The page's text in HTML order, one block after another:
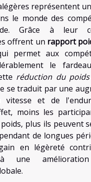
représentent
le monde des
Grâce à leur
offrent un rapport
permet aux
le
réduction du poids
se traduit par une
et de
moins les
plus ils peuvent
de longues
en légèreté
à une